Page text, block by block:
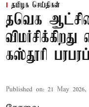
தமிழக செய்திகள்
தவெக
கஸ்தூரி
Published on: 21 May 2026,